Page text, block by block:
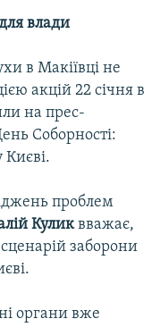
влади
в Макіївці не
акцій 22 січня в
на прес-
Соборності:
Києві.
проблем
Куликвважає,
заборони
органи вже